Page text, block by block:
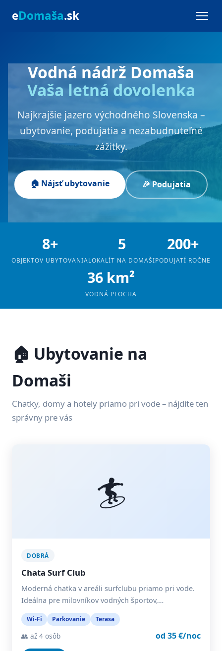
eDomaša.sk
Vodná nádrž Domaša
Vaša letná dovolenka
Najkrajšie jazero východného Slovenska –
ubytovanie, podujatia a nezabudnuteľné
zážitky.
🏠 Nájsť ubytovanie 🎉 Podujatia
8+
OBJEKTOV UBYTOVANIA
5
LOKALÍT NA DOMAŠI
200+
PODUJATÍ ROČNE
36 km²
VODNÁ PLOCHA
🏠 Ubytovanie na
Domaši
Chatky, domy a hotely priamo pri vode – nájdite ten
správny pre vás
🏄
DOBRÁ
Chata Surf Club
Moderná chatka v areáli surfclubu priamo pri vode.
Ideálna pre milovníkov vodných športov,…
Wi-Fi Parkovanie Terasa
👥 až 4 osôb od 35 €/noc